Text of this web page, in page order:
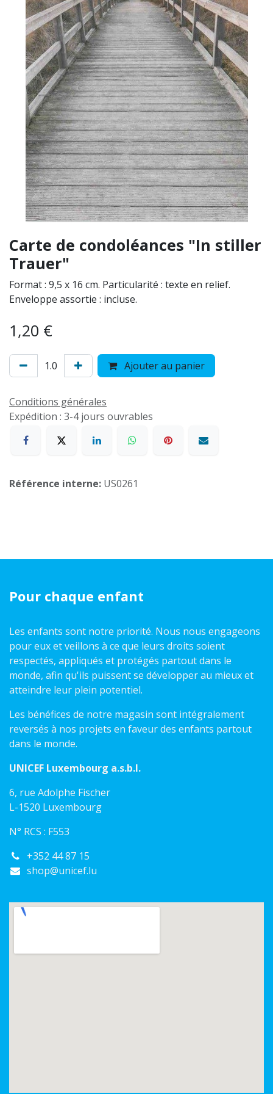
Carte de condoléances "In stiller
Trauer"
Format : 9,5 x 16 cm. Particularité : texte en relief.
Enveloppe assortie : incluse.
1,20 €
Ajouter au panier
Conditions générales
Expédition : 3-4 jours ouvrables
Référence interne: US0261
Pour chaque enfant
Les enfants sont notre priorité. Nous nous engageons
pour eux et veillons à ce que leurs droits soient
respectés, appliqués et protégés partout dans le
monde, afin qu'ils puissent se développer au mieux et
atteindre leur plein potentiel.
Les bénéfices de notre magasin sont intégralement
reversés à nos projets en faveur des enfants partout
dans le monde.
UNICEF Luxembourg a.s.b.l.
6, rue Adolphe Fischer
L-1520 Luxembourg
N° RCS : F553
+352 44 87 15
shop@unicef.lu